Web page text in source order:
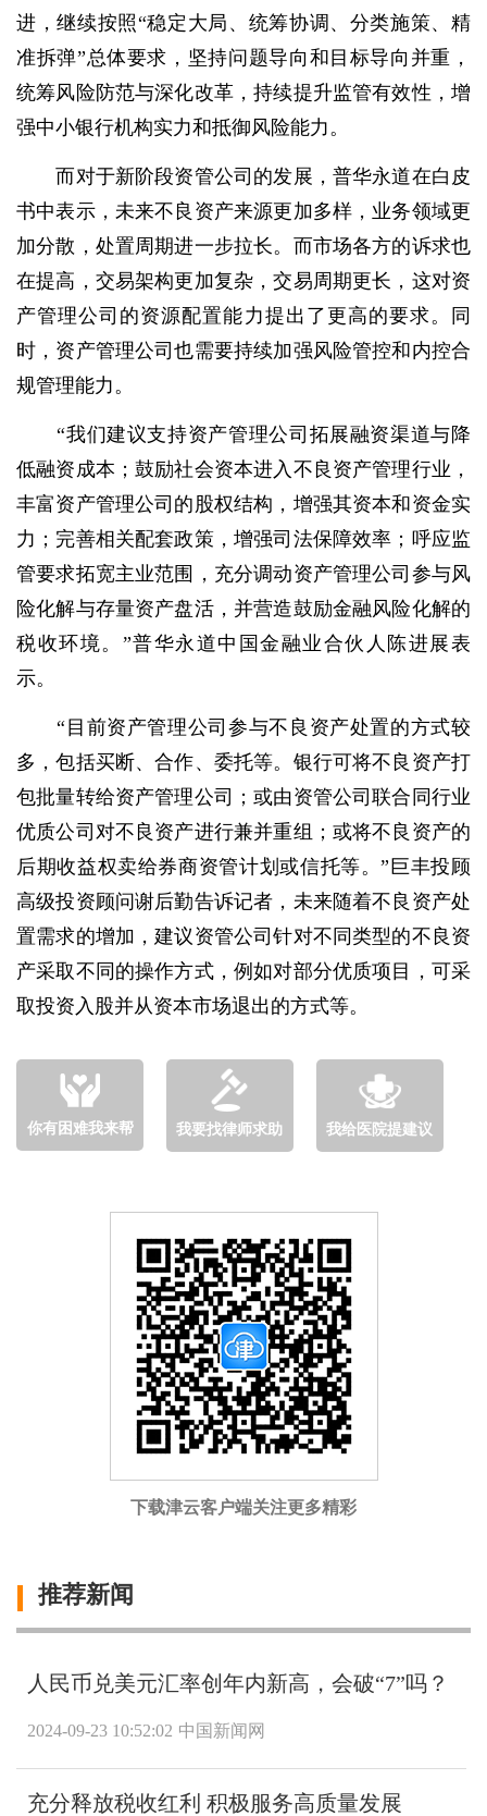
进，继续按照“稳定大局、统筹协调、分类施策、精
准拆弹”总体要求，坚持问题导向和目标导向并重，
统筹风险防范与深化改革，持续提升监管有效性，增
强中小银行机构实力和抵御风险能力。
而对于新阶段资管公司的发展，普华永道在白皮
书中表示，未来不良资产来源更加多样，业务领域更
加分散，处置周期进一步拉长。而市场各方的诉求也
在提高，交易架构更加复杂，交易周期更长，这对资
产管理公司的资源配置能力提出了更高的要求。同
时，资产管理公司也需要持续加强风险管控和内控合
规管理能力。
“我们建议支持资产管理公司拓展融资渠道与降
低融资成本；鼓励社会资本进入不良资产管理行业，
丰富资产管理公司的股权结构，增强其资本和资金实
力；完善相关配套政策，增强司法保障效率；呼应监
管要求拓宽主业范围，充分调动资产管理公司参与风
险化解与存量资产盘活，并营造鼓励金融风险化解的
税收环境。”普华永道中国金融业合伙人陈进展表
示。
“目前资产管理公司参与不良资产处置的方式较
多，包括买断、合作、委托等。银行可将不良资产打
包批量转给资产管理公司；或由资管公司联合同行业
优质公司对不良资产进行兼并重组；或将不良资产的
后期收益权卖给券商资管计划或信托等。”巨丰投顾
高级投资顾问谢后勤告诉记者，未来随着不良资产处
置需求的增加，建议资管公司针对不同类型的不良资
产采取不同的操作方式，例如对部分优质项目，可采
取投资入股并从资本市场退出的方式等。
你有困难我来帮 我要找律师求助 我给医院提建议
下载津云客户端关注更多精彩
推荐新闻
人民币兑美元汇率创年内新高，会破“7”吗？
2024-09-23 10:52:02 中国新闻网
充分释放税收红利 积极服务高质量发展